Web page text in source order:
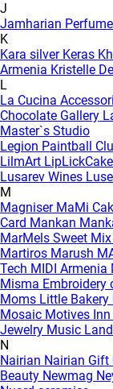
J
Jamharian Perfume
K
Kara silver Keras
Armenia Kristelle
L
La Cucina Accessori
Chocolate Gallery
Master`s Studio
Legion Paintball
LilmArt LipLickCake
Lusarev Wines
M
Magniser MaMi
Card Mankan
MarMels Sweet Mix
Martiros Marush
Tech MIDI Armenia
Misma Embroidery
Moms Little Bakery
Mosaic Motives
Jewelry Music Land
N
Nairian Nairian Gift
Beauty Newmag